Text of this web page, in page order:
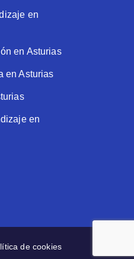
en
en Asturias
en Asturias
en
de cookies